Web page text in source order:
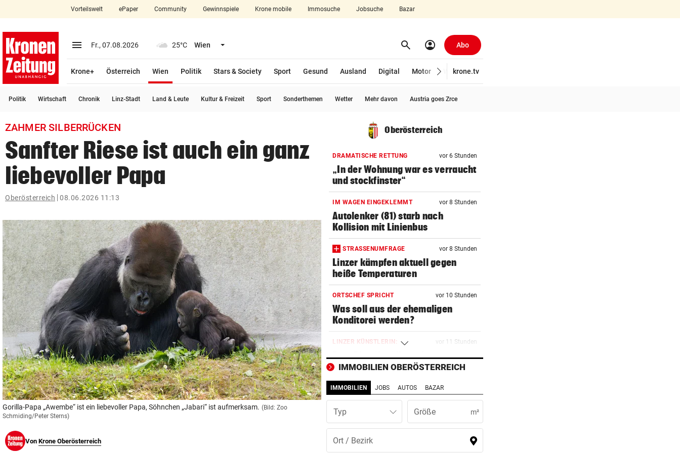
closeSchließen
account_circle Anmelden
arrow_right
search
Suchbegriff
eingeben
© Krone Multimedia GmbH & Co KG 2026
Muthgasse 2, 1190 Wien
Vorteilswelt ePaper Community Gewinnspiele Krone mobile Immosuche Jobsuche Bazar
menu Menü aufklappen
Fr., 07.08.2026 25°C Wien Menü aufklappen search Suchen
account_circle Abo
Krone+ Österreich Wien
Politik
Stars & Society Sport Gesund Ausland Digital Motor Wirtschaft
krone.tv
Politik Wirtschaft Chronik Linz-Stadt Land & Leute Kultur & Freizeit Sport Sonderthemen Wetter Mehr davon Austria goes Zrce
ZAHMER SILBERRÜCKEN
Sanfter Riese ist auch ein ganz
liebevoller Papa
Oberösterreich 08.06.2026 11:13
Gorilla-Papa „Awembe“ ist ein liebevoller Papa, Söhnchen „Jabari“ ist aufmerksam. (Bild: Zoo
Schmiding/Peter Sterns)
Von Krone Oberösterreich
Oberösterreich
DRAMATISCHE RETTUNG vor 6 Stunden
„In der Wohnung war es verraucht
und stockfinster“
IM WAGEN EINGEKLEMMT vor 8 Stunden
Autolenker (81) starb nach
Kollision mit Linienbus
STRASSENUMFRAGE vor 8 Stunden
Linzer kämpfen aktuell gegen
heiße Temperaturen
ORTSCHEF SPRICHT vor 10 Stunden
Was soll aus der ehemaligen
Konditorei werden?
LINZER KÜNSTLERIN: vor 11 Stunden
Dem Plastikmüll werden
klingende Beats entlockt
MOTTO FÜRS WOCHENENDE vor 12 Stunden
Den Freiluftsommer in seiner
Reinkultur erleben
vor 13 Stunden
IMMOBILIEN OBERÖSTERREICH
IMMOBILIEN JOBS AUTOS BAZAR
Typ m²